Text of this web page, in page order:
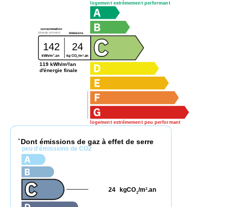
logement extrêmement performant
logement extrêmement peu performant
consommation
émissions
(énergie primaire)
142 24
kWh/m 2 .an kg CO2/m2.an
119 kWh/m²/an
d'énergie finale
* Dont émissions de gaz à effet de serre
peu d'émissions de CO2
kgCO2/m2.an
24